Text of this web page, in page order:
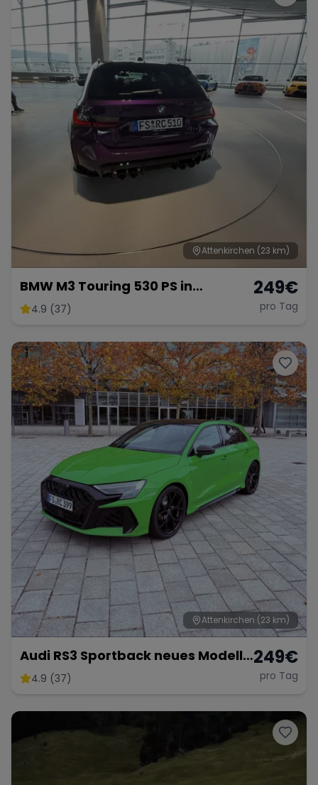
Attenkirchen (23 km)
BMW M3 Touring 530 PS in
Individuell Purple
4.9 (37)
249€
pro Tag
Attenkirchen (23 km)
Audi RS3 Sportback neues Modell
2025
4.9 (37)
249€
pro Tag